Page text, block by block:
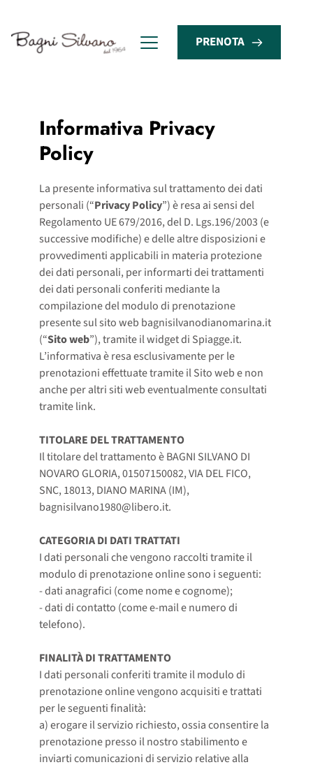
PRENOTA
Informativa Privacy
Policy
La presente informativa sul trattamento dei dati
personali (“Privacy Policy”) è resa ai sensi del
Regolamento UE 679/2016, del D. Lgs.196/2003 (e
successive modifiche) e delle altre disposizioni e
provvedimenti applicabili in materia protezione
dei dati personali, per informarti dei trattamenti
dei dati personali conferiti mediante la
compilazione del modulo di prenotazione
presente sul sito web bagnisilvanodianomarina.it
(“Sito web”), tramite il widget di Spiagge.it.
L’informativa è resa esclusivamente per le
prenotazioni effettuate tramite il Sito web e non
anche per altri siti web eventualmente consultati
tramite link.
TITOLARE DEL TRATTAMENTO
Il titolare del trattamento è BAGNI SILVANO DI
NOVARO GLORIA, 01507150082,VIA DEL FICO,
SNC, 18013, DIANO MARINA (IM),
bagnisilvano1980@libero.it.
CATEGORIA DI DATI TRATTATI
I dati personali che vengono raccolti tramite il
modulo di prenotazione online sono i seguenti:
- dati anagrafici (come nome e cognome);
- dati di contatto (come e-mail e numero di
telefono).
FINALITÀ DI TRATTAMENTO
I dati personali conferiti tramite il modulo di
prenotazione online vengono acquisiti e trattati
per le seguenti finalità:
a) erogare il servizio richiesto, ossia consentire la
prenotazione presso il nostro stabilimento e
inviarti comunicazioni di servizio relative alla